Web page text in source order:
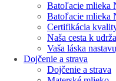
Batoľacie
Batoľacie mlieka
Certifikácia
Naša cesta k
Vaša láska
Dojčenie a strava
Dojčenie a strava